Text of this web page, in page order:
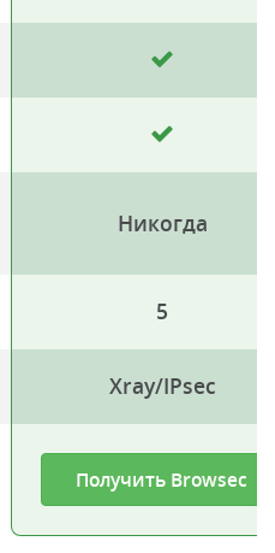
Никогда
5
Xray/IPsec
Получить Browsec